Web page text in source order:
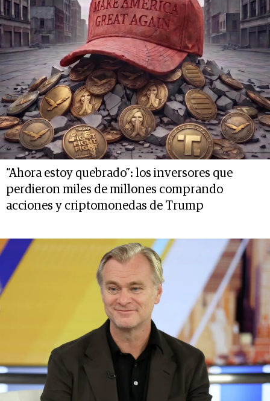
“Ahora estoy quebrado”: los inversores que
perdieron miles de millones comprando
acciones y criptomonedas de Trump